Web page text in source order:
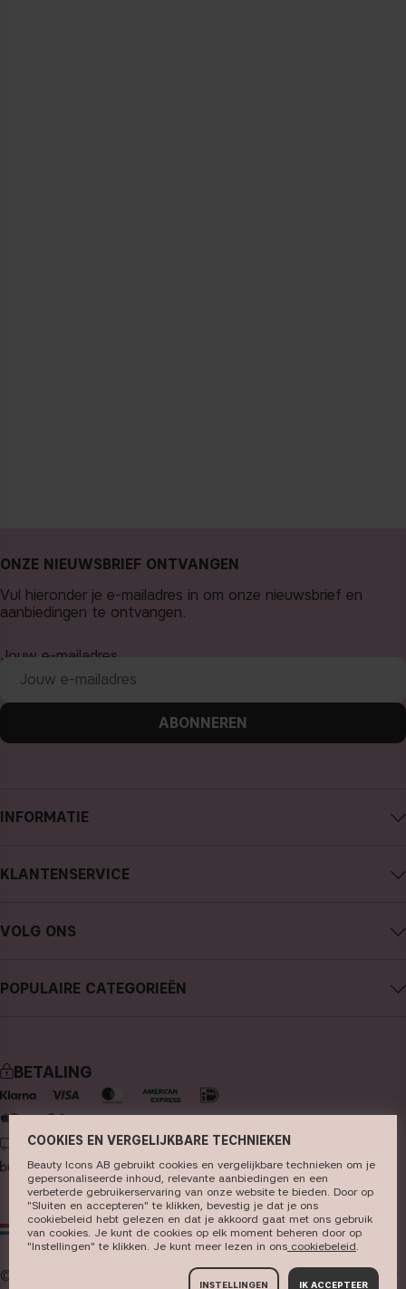
INFORMATIE
Carrière
KLANTENSERVICE
Aankoop annuleren
VOLG ONS
Facebook
Pinterest
POPULAIRE CATEGORIEËN
make-up
huidverzorging
haarverzorging
parfum
kwasten & tools
kits & sets
ONZE NIEUWSBRIEF ONTVANGEN
Vul hieronder je e-mailadres in om onze nieuwsbrief en
aanbiedingen te ontvangen.
Jouw e-mailadres
ABONNEREN
BETALING
LEVERING
NL EUR
© 2026 Beauty Icons AB. We gebruiken cookies -
lees hier
COOKIES EN VERGELIJKBARE TECHNIEKEN
Beauty Icons AB gebruikt cookies en vergelijkbare technieken om je
gepersonaliseerde inhoud, relevante aanbiedingen en een
verbeterde gebruikerservaring van onze website te bieden. Door op
"Sluiten en accepteren" te klikken, bevestig je dat je ons
cookiebeleid hebt gelezen en dat je akkoord gaat met ons gebruik
van cookies. Je kunt de cookies op elk moment beheren door op
"Instellingen" te klikken. Je kunt meer lezen in ons cookiebeleid​.
INSTELLINGEN IK ACCEPTEER